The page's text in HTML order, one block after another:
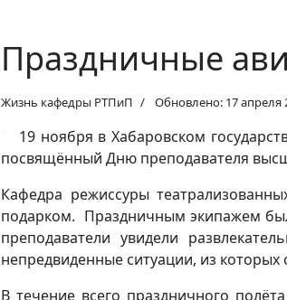
Праздничные
Жизнь кафедры РТПиП Обновлено: 17 апреля
19 ноября в Хабаровском
посвящённый Дню преподавателя
Кафедра режиссуры
подарком. Праздничным экипажем
преподаватели увидели
непредвиденные ситуации, из
В течение всего праздничного